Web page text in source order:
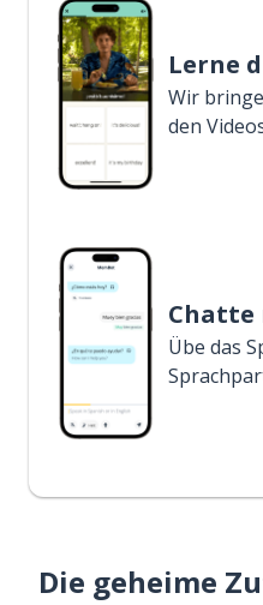
Lerne
Wir
den
Chatte
Übe das
Die geheime